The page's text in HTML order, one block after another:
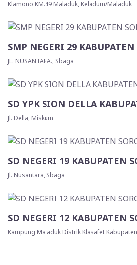
Klamono KM.49 Maladuk, Keladum/Maladuk
SMP NEGERI 29 KABUPATEN
JL. NUSANTARA., Sbaga
SD YPK SION DELLA
Jl. Della, Miskum
SD NEGERI 19 KABUPATEN
Jl. Nusantara, Sbaga
SD NEGERI 12 KABUPATEN
Kampung Maladuk Distrik Klasafet